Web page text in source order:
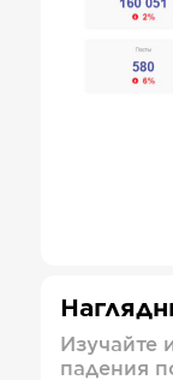
Изучайте
падения